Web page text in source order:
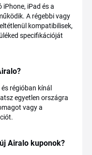
iPad és a
A régebbi vagy
kompatibilisek,
specifikációját
régióban kínál
egyetlen országra
vagy a
Airalo kuponok?